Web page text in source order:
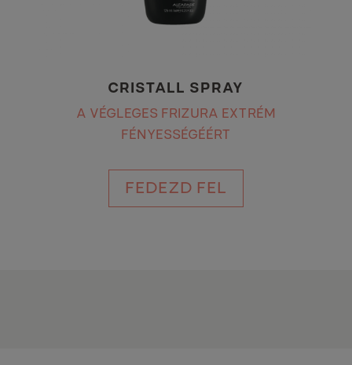
CRISTALL SPRAY
A VÉGLEGES FRIZURA EXTRÉM
FÉNYESSÉGÉÉRT
FEDEZD FEL